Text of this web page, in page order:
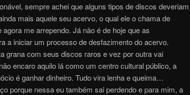
sempre achei que alguns tipos de discos deveriam
mais aquele seu acervo, o qual ele o chama de
agora me arrependo. Já não é de hoje que as
a iniciar um processo de desfazimento do acervo.
grana com seus discos raros e vez por outra vai
encaro aquilo lá como um centro cultural público, a
é ganhar dinheiro. Tudo vira lenha e queima…
porque nessa eu também sai perdendo e para mim, a